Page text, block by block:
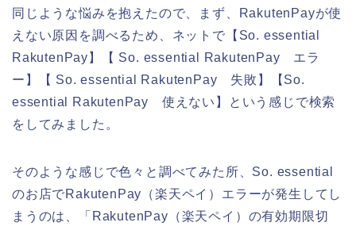
同じような悩みを抱えたので、まず、RakutenPayが使
えない原因を調べるため、ネットで【So. essential
RakutenPay】【 So. essential RakutenPay エラ
ー】【 So. essential RakutenPay 失敗】【So.
essential RakutenPay 使えない】という感じで検索
をしてみました。
そのような感じで色々と調べてみた所、So. essential
のお店でRakutenPay（楽天ペイ）エラーが発生してし
まうのは、「RakutenPay（楽天ペイ）の有効期限切